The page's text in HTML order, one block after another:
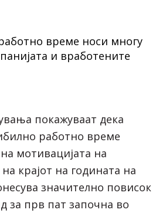
покажуваат дека
работно време
мотивацијата на
крајот на годината на
значително повисок
за прв пат започна во